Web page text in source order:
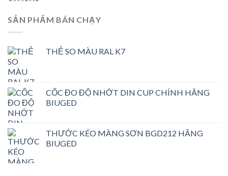
SẢN PHẨM BÁN CHẠY
THẺ SO MÀU RAL K7
CỐC ĐO ĐỘ NHỚT DIN CUP CHÍNH HÃNG
BIUGED
THƯỚC KÉO MÀNG SƠN BGD212 HÃNG
BIUGED